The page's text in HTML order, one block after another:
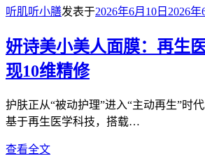
听肌听小膳发表于2026年6月10日 2026年
妍诗美小美人面膜：再生
现10维精修
护肤正从“被动护理”进入“主动再生”时
基于再生医学科技，搭载…
查看全文